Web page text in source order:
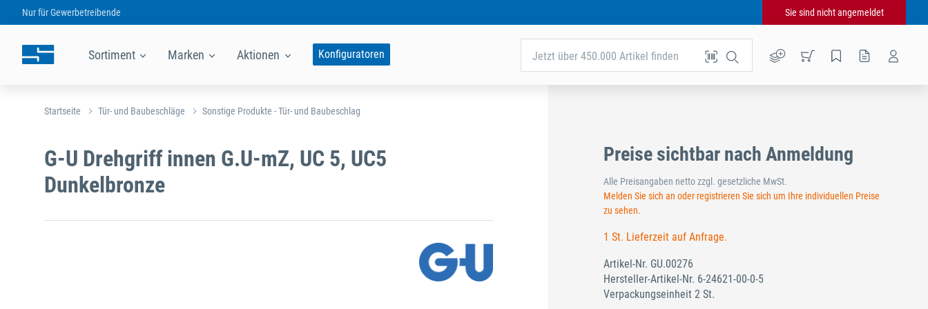
Nur fürGewerbetreibende Sie sind nicht angemeldet
Sortiment Marken Aktionen Konfiguratoren Jetzt über 450.000 Artikel finden
Startseite Tür- und Baubeschläge Sonstige Produkte - Tür- und Baubeschlag
G-U Drehgriff innen G.U-mZ, UC 5, UC5
Dunkelbronze
Preise sichtbar nach Anmeldung
Alle Preisangaben netto zzgl. gesetzliche MwSt.
Melden Sie sich an oder registrieren Sie sich um Ihre individuellen Preise
zu sehen.
1 St. Lieferzeit auf Anfrage.
Artikel-Nr. GU.00276
Hersteller-Artikel-Nr. 6-24621-00-0-5
Verpackungseinheit 2 St.